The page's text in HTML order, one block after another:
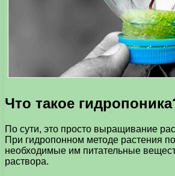
Что такое
По сути, это просто выращивание
При гидропонном методе растения
необходимые им питательные
раствора.